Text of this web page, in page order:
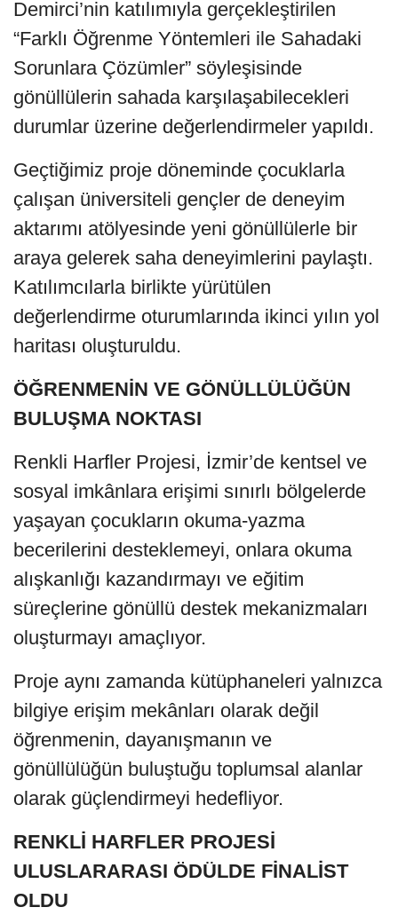
Demirci’nin katılımıyla gerçekleştirilen
“Farklı Öğrenme Yöntemleri ile Sahadaki
Sorunlara Çözümler” söyleşisinde
gönüllülerin sahada karşılaşabilecekleri
durumlar üzerine değerlendirmeler yapıldı.
Geçtiğimiz proje döneminde çocuklarla
çalışan üniversiteli gençler de deneyim
aktarımı atölyesinde yeni gönüllülerle bir
araya gelerek saha deneyimlerini paylaştı.
Katılımcılarla birlikte yürütülen
değerlendirme oturumlarında ikinci yılın yol
haritası oluşturuldu.
ÖĞRENMENİN VE GÖNÜLLÜLÜĞÜN
BULUŞMA NOKTASI
Renkli Harfler Projesi, İzmir’de kentsel ve
sosyal imkânlara erişimi sınırlı bölgelerde
yaşayan çocukların okuma-yazma
becerilerini desteklemeyi, onlara okuma
alışkanlığı kazandırmayı ve eğitim
süreçlerine gönüllü destek mekanizmaları
oluşturmayı amaçlıyor.
Proje aynı zamanda kütüphaneleri yalnızca
bilgiye erişim mekânları olarak değil
öğrenmenin, dayanışmanın ve
gönüllülüğün buluştuğu toplumsal alanlar
olarak güçlendirmeyi hedefliyor.
RENKLİ HARFLER PROJESİ
ULUSLARARASI ÖDÜLDE FİNALİST
OLDU